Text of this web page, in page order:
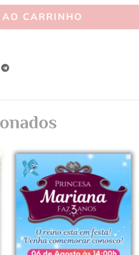
CARRINHO